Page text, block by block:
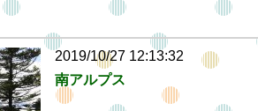
2019/10/27 12:13:32
南アルプス